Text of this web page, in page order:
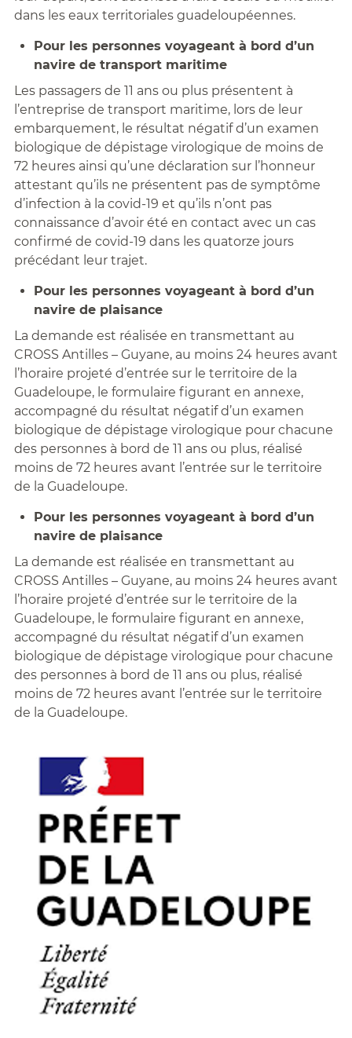
dans les eaux territoriales guadeloupéennes.
Pour les personnes voyageant à bord d’un
navire de transport maritime
Les passagers de 11 ans ou plus présentent à
l’entreprise de transport maritime, lors de leur
embarquement, le résultat négatif d’un examen
biologique de dépistage virologique de moins de
72 heures ainsi qu’une déclaration sur l’honneur
attestant qu’ils ne présentent pas de symptôme
d’infection à la covid-19 et qu’ils n’ont pas
connaissance d’avoir été en contact avec un cas
confirmé de covid-19 dans les quatorze jours
précédant leur trajet.
Pour les personnes voyageant à bord d’un
navire de plaisance
La demande est réalisée en transmettant au
CROSS Antilles – Guyane, au moins 24 heures avant
l’horaire projeté d’entrée sur le territoire de la
Guadeloupe, le formulaire figurant en annexe,
accompagné du résultat négatif d’un examen
biologique de dépistage virologique pour chacune
des personnes à bord de 11 ans ou plus, réalisé
moins de 72 heures avant l’entrée sur le territoire
de la Guadeloupe.
Pour les personnes voyageant à bord d’un
navire de plaisance
La demande est réalisée en transmettant au
CROSS Antilles – Guyane, au moins 24 heures avant
l’horaire projeté d’entrée sur le territoire de la
Guadeloupe, le formulaire figurant en annexe,
accompagné du résultat négatif d’un examen
biologique de dépistage virologique pour chacune
des personnes à bord de 11 ans ou plus, réalisé
moins de 72 heures avant l’entrée sur le territoire
de la Guadeloupe.